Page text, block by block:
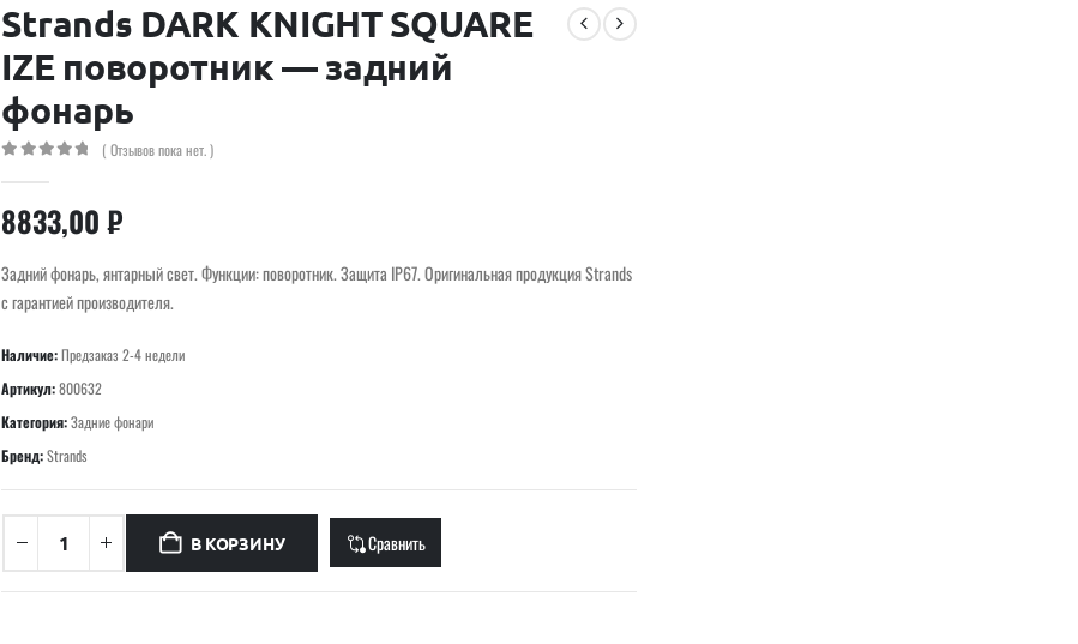
Strands DARK KNIGHT SQUARE
IZE поворотник — задний
фонарь
( Отзывов пока нет. )
8833,00₽
Задний фонарь, янтарный свет. Функции: поворотник. Защита IP67. Оригинальная продукция Strands
с гарантией производителя.
Наличие:Предзаказ 2-4 недели
Артикул:800632
Категория:Задние фонари
Бренд:Strands
В КОРЗИНУ Сравнить